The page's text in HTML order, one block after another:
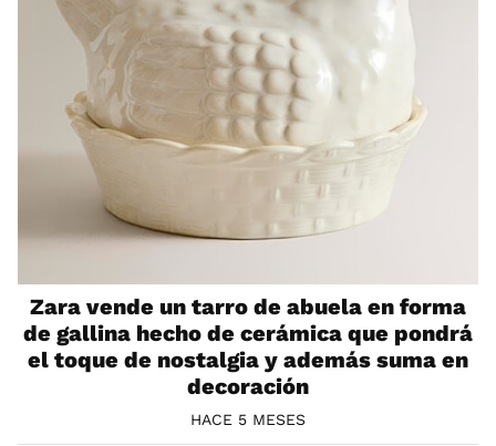
Zara vende un tarro de abuela en forma
de gallina hecho de cerámica que pondrá
el toque de nostalgia y además suma en
decoración
HACE 5 MESES